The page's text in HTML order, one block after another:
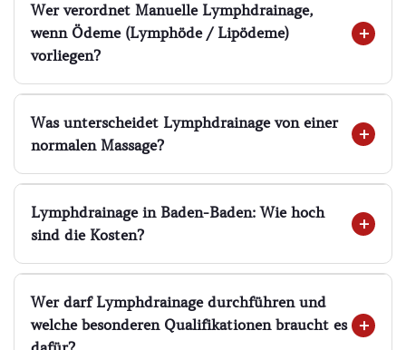
Wer verordnet Manuelle Lymphdrainage,
wenn Ödeme (Lymphöde / Lipödeme)
vorliegen?
Was unterscheidet Lymphdrainage von einer
normalen Massage?
Lymphdrainage in Baden-Baden: Wie hoch
sind die Kosten?
Wer darf Lymphdrainage durchführen und
welche besonderen Qualifikationen braucht es